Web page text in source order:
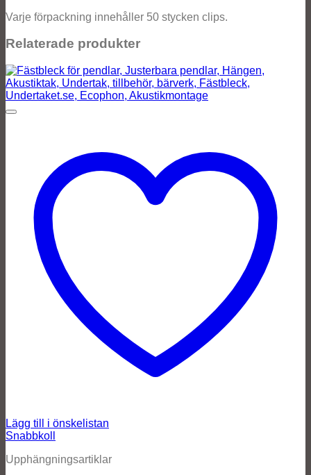
Varje förpackning innehåller 50 stycken clips.
Relaterade produkter
Lägg till i önskelistan
Snabbkoll
Upphängningsartiklar